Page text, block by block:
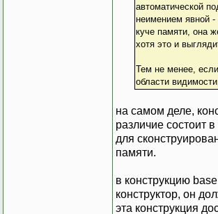
автоматической
неимением явной -
куче памяти, она
хотя это и
Тем не менее,
области
на самом деле,
различие состоит
для
памяти.
в конструкцию
конструктор, он
эта конструкция